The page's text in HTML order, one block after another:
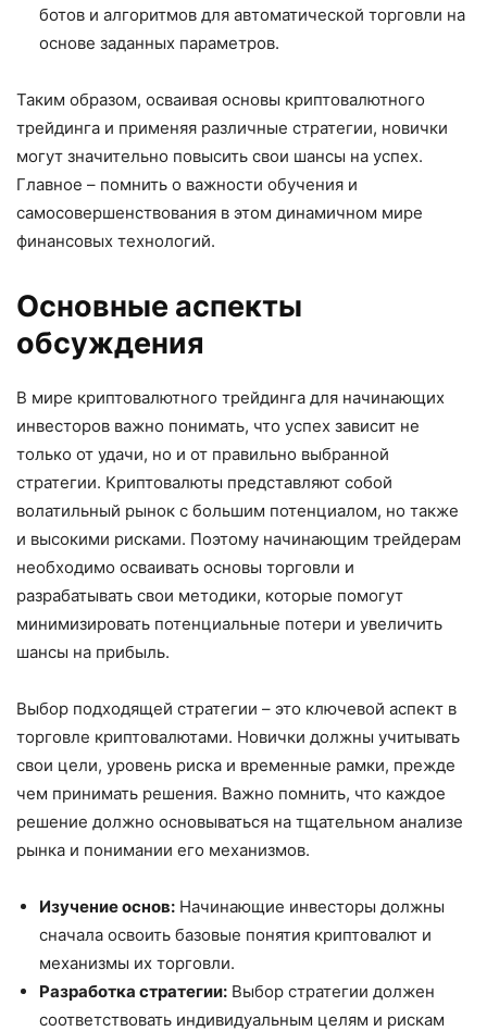
ботов и алгоритмов для автоматической торговли на
основе заданных параметров.
Таким образом, осваивая основы криптовалютного
трейдинга и применяя различные стратегии, новички
могут значительно повысить свои шансы на успех.
Главное – помнить о важности обучения и
самосовершенствования в этом динамичном мире
финансовых технологий.
Основные аспекты
обсуждения
В мире криптовалютного трейдинга для начинающих
инвесторов важно понимать, что успех зависит не
только от удачи, но и от правильно выбранной
стратегии. Криптовалюты представляют собой
волатильный рынок с большим потенциалом, но также
и высокими рисками. Поэтому начинающим трейдерам
необходимо осваивать основы торговли и
разрабатывать свои методики, которые помогут
минимизировать потенциальные потери и увеличить
шансы на прибыль.
Выбор подходящей стратегии – это ключевой аспект в
торговле криптовалютами. Новички должны учитывать
свои цели, уровень риска и временные рамки, прежде
чем принимать решения. Важно помнить, что каждое
решение должно основываться на тщательном анализе
рынка и понимании его механизмов.
Изучение основ: Начинающие инвесторы должны
сначала освоить базовые понятия криптовалют и
механизмы их торговли.
Разработка стратегии: Выбор стратегии должен
соответствовать индивидуальным целям и рискам